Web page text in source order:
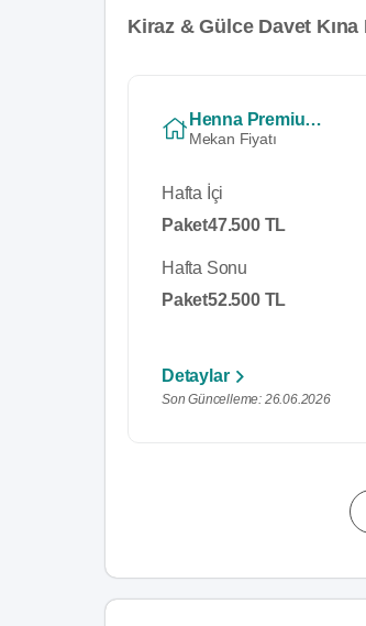
Kiraz & Gülce Davet
Henna Premium - Full Paket
Mekan Fiyatı
Hafta İçi
Paket47.500 TL
Hafta Sonu
Paket52.500 TL
Detaylar
Son Güncelleme: 26.06.2026